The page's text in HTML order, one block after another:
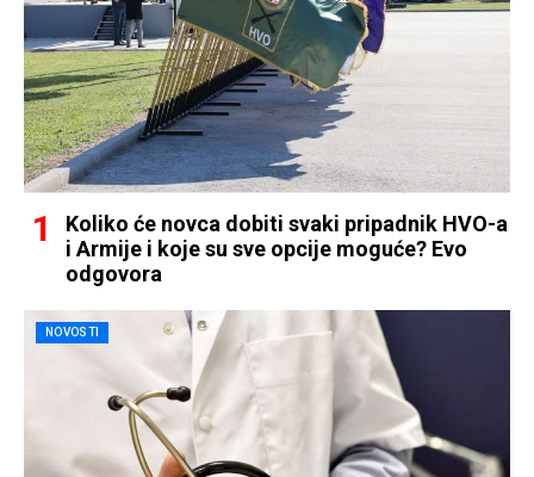
Koliko će novca dobiti svaki pripadnik HVO-a
i Armije i koje su sve opcije moguće? Evo
odgovora
NOVOSTI